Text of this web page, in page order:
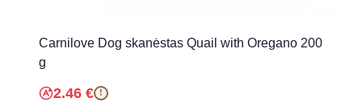
Carnilove Dog skanėstas Quail with Oregano 200
g
2.46 € !